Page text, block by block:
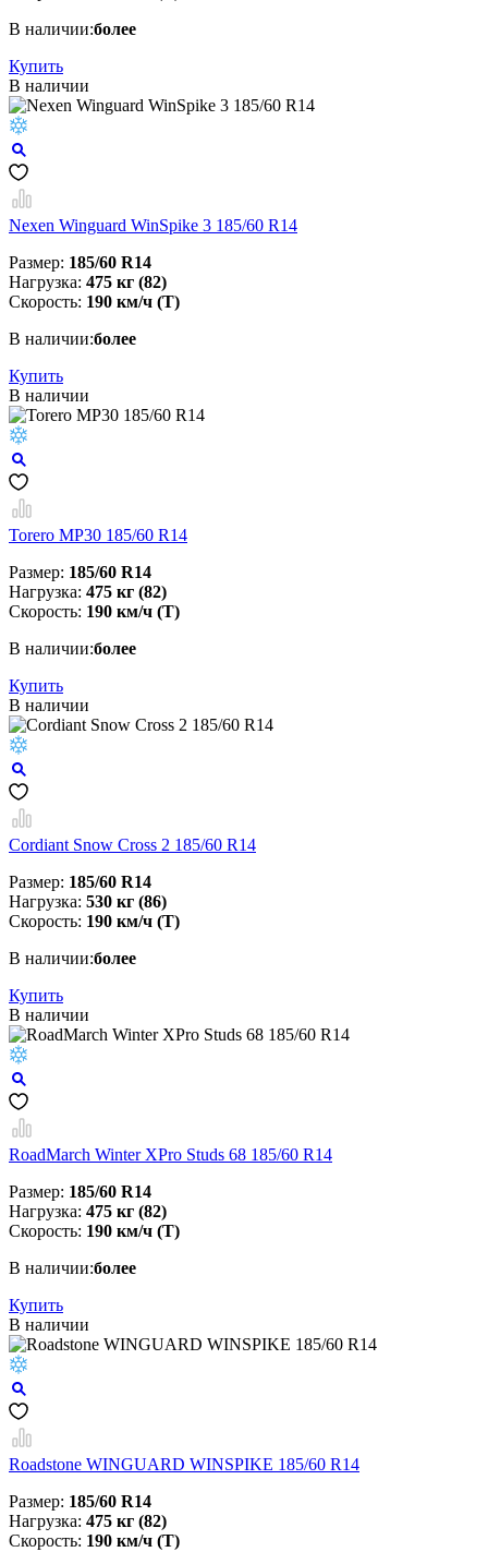
В наличии:более
Купить
В наличии
Nexen Winguard WinSpike 3 185/60 R14
Размер: 185/60 R14
Нагрузка: 475 кг (82)
Скорость: 190 км/ч (T)
В наличии:более
Купить
В наличии
Torero MP30 185/60 R14
Размер: 185/60 R14
Нагрузка: 475 кг (82)
Скорость: 190 км/ч (T)
В наличии:более
Купить
В наличии
Cordiant Snow Cross 2 185/60 R14
Размер: 185/60 R14
Нагрузка: 530 кг (86)
Скорость: 190 км/ч (T)
В наличии:более
Купить
В наличии
RoadMarch Winter XPro Studs 68 185/60 R14
Размер: 185/60 R14
Нагрузка: 475 кг (82)
Скорость: 190 км/ч (Т)
В наличии:более
Купить
В наличии
Roadstone WINGUARD WINSPIKE 185/60 R14
Размер: 185/60 R14
Нагрузка: 475 кг (82)
Скорость: 190 км/ч (T)